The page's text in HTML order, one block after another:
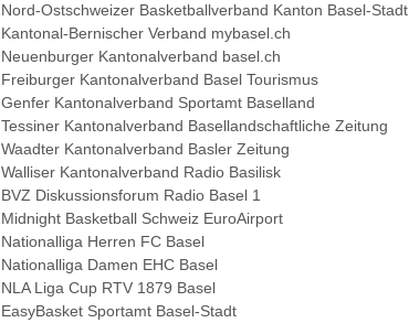
Nord-Ostschweizer Basketballverband Kanton Basel-Stadt
Kantonal-Bernischer Verband mybasel.ch
Neuenburger Kantonalverband basel.ch
Freiburger Kantonalverband Basel Tourismus
Genfer Kantonalverband Sportamt Baselland
Tessiner Kantonalverband Basellandschaftliche Zeitung
Waadter Kantonalverband Basler Zeitung
Walliser Kantonalverband Radio Basilisk
BVZ Diskussionsforum Radio Basel 1
Midnight Basketball Schweiz EuroAirport
Nationalliga Herren FC Basel
Nationalliga Damen EHC Basel
NLA Liga Cup RTV 1879 Basel
EasyBasket Sportamt Basel-Stadt